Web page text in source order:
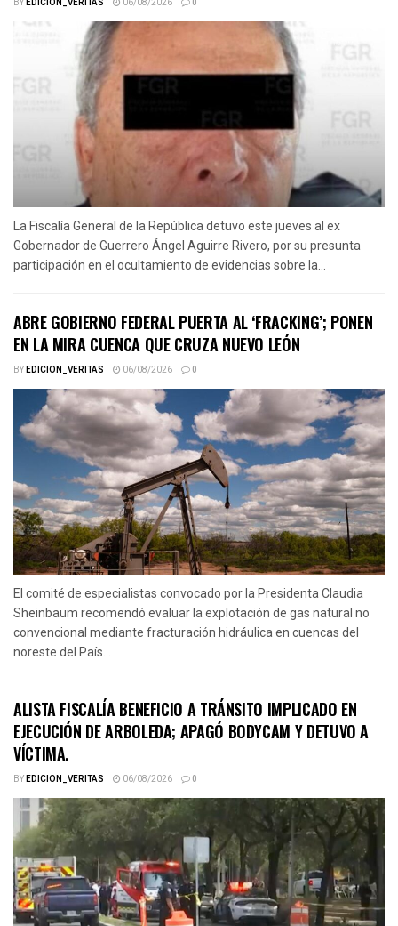
La Fiscalía General de la República detuvo este jueves al ex
Gobernador de Guerrero Ángel Aguirre Rivero, por su presunta
participación en el ocultamiento de evidencias sobre la...
ABRE GOBIERNO FEDERAL PUERTA AL ‘FRACKING’; PONEN
EN LA MIRA CUENCA QUE CRUZA NUEVO LEÓN
BYEDICION_VERITAS 06/08/2026 0
El comité de especialistas convocado por la Presidenta Claudia
Sheinbaum recomendó evaluar la explotación de gas natural no
convencional mediante fracturación hidráulica en cuencas del
noreste del País...
ALISTA FISCALÍA BENEFICIO A TRÁNSITO IMPLICADO EN
EJECUCIÓN DE ARBOLEDA; APAGÓ BODYCAM Y DETUVO A
VÍCTIMA.
BYEDICION_VERITAS 06/08/2026 0